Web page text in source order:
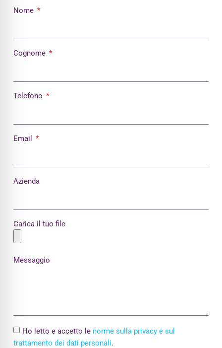
Nome
Cognome
Telefono
Email
Azienda
Carica il tuo file
Messaggio
Ho letto e accetto le norme sulla privacy e sul
trattamento dei dati personali.